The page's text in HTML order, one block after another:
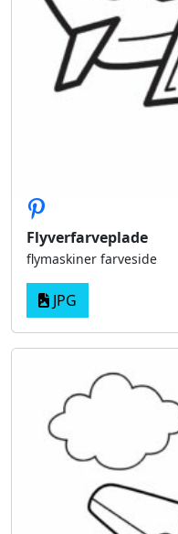
Flyverfarveplade
flymaskiner farveside
JPG